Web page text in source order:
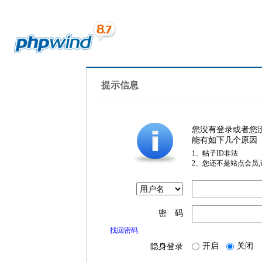
提示信息
您没有登录或者您
能有如下几个原因
1、帖子ID非法
2、您还不是站点会员
密 码
找回密码
隐身登录 开启 关闭